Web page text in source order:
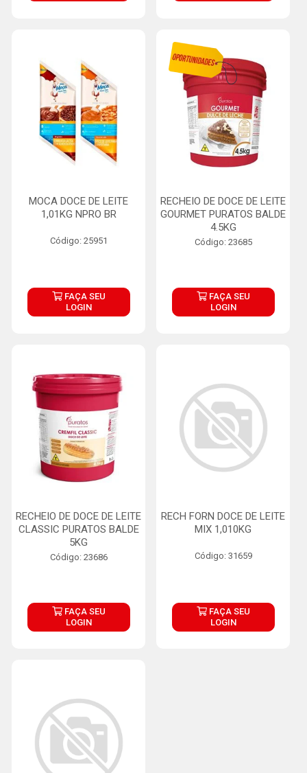
MOCA DOCE DE LEITE
1,01KG NPRO BR
Código: 25951
FAÇA SEU
LOGIN
RECHEIO DE DOCE DE LEITE
GOURMET PURATOS BALDE
4.5KG
Código: 23685
FAÇA SEU
LOGIN
RECHEIO DE DOCE DE LEITE
CLASSIC PURATOS BALDE
5KG
Código: 23686
FAÇA SEU
LOGIN
RECH FORN DOCE DE LEITE
MIX 1,010KG
Código: 31659
FAÇA SEU
LOGIN